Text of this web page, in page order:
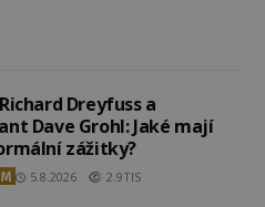
Dreyfuss a
Dave Grohl: Jaké mají
zážitky?
5.8.2026 2.9TIS